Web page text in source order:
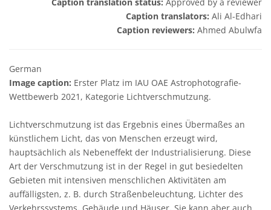
Caption translators: Ali Al-Edhari
Caption reviewers: Ahmed Abulwfa
German
Image caption: Erster Platz im IAU OAE Astrophotografie-
Wettbewerb 2021, Kategorie Lichtverschmutzung.
Lichtverschmutzung ist das Ergebnis eines Übermaßes an
künstlichem Licht, das von Menschen erzeugt wird,
hauptsächlich als Nebeneffekt der Industrialisierung. Diese
Art der Verschmutzung ist in der Regel in gut besiedelten
Gebieten mit intensiven menschlichen Aktivitäten am
auffälligsten, z. B. durch Straßenbeleuchtung, Lichter des